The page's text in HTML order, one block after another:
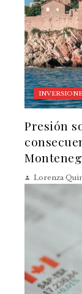
Presión
Lorenza